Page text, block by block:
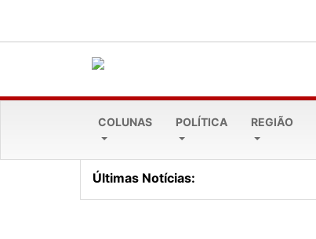
COLUNAS POLÍTICA REGIÃO
Últimas Notícias: